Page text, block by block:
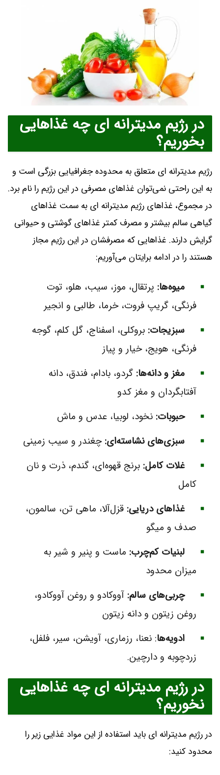
در رژیم مدیترانه ای چه غذاهایی
بخوریم؟
رژیم مدیترانه ای متعلق به محدوده جغرافیایی بزرگی است و
به این راحتی نمی‌توان غذاهای مصرفی در این رژیم را نام برد.
در مجموع، غذاهای رژیم مدیترانه ای به ‌سمت غذاهای
گیاهی سالم بیشتر و مصرف کمتر غذاهای گوشتی و حیوانی
گرایش دارند. غذاهایی که مصرفشان در این رژیم مجاز
هستند را در ادامه برایتان می‌آوریم:
میوه‌ها: پرتقال، موز، سیب، هلو، توت‌
فرنگی، گریپ ‌فروت، خرما، طالبی و انجیر
سبزیجات: بروکلی، اسفناج، گل کلم، گوجه
فرنگی، هویج، خیار و پیاز
مغز و دانه‌ها: گردو، بادام، فندق، دانه
آفتابگردان و مغز کدو
حبوبات: نخود، لوبیا، عدس و ماش
سبزی‌های نشاسته‌ای: چغندر و سیب ‌زمینی
غلات کامل: برنج قهوه‌ای، گندم، ذرت و نان
کامل
غذاهای دریایی: قزل‌آلا، ماهی تن، سالمون،
صدف و میگو
لبنیات کم‌چرب: ماست و پنیر و شیر به
‌میزان محدود
چربی‌های سالم: آووکادو و روغن آووکادو،
روغن زیتون و دانه زیتون
ادویه‌ها: نعنا، رزماری، آویشن، سیر، فلفل،
زردچوبه و دارچین.
در رژیم مدیترانه ای چه غذاهایی
نخوریم؟
در رژیم مدیترانه ای باید استفاده از این مواد غذایی زیر را
محدود کنید: